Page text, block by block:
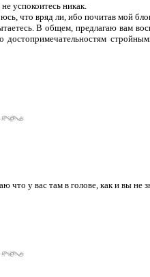
успокоитесь никак.
что вряд ли, ибо почитав мой
В общем, предлагаю вам
достопримечательностям
что у вас там в голове, как и вы не